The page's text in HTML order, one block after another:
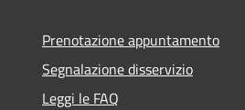
Prenotazione appuntamento
Segnalazione disservizio
Leggi le FAQ